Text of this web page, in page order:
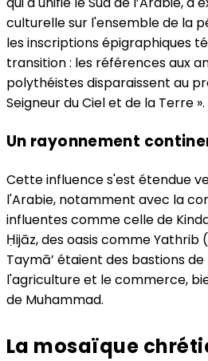
culturelle sur l'ensemble de la
les inscriptions épigraphiques
transition : les références aux
polythéistes disparaissent au
Seigneur du Ciel et de la Terre ».
Un rayonnement
Cette influence s'est étendue
l'Arabie, notamment avec la
influentes comme celle de
Ḥijāz, des oasis comme Yathrib
Taymā’ étaient des bastions
l'agriculture et le commerce,
de Muhammad.
La mosaïque